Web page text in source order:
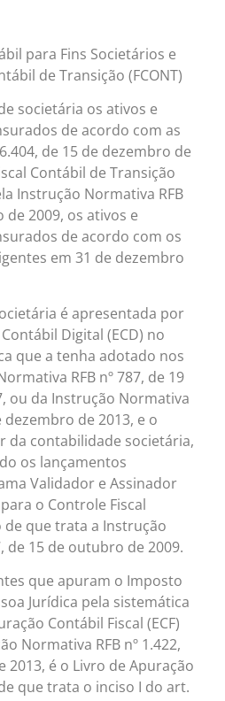
para Fins Societários e
de Transição (FCONT)
societária os ativos e
de acordo com as
de 15 de dezembro de
Contábil de Transição
Instrução Normativa RFB
de 2009, os ativos e
de acordo com os
em 31 de dezembro
é apresentada por
Digital (ECD) no
que a tenha adotado nos
RFB nº 787, de 19
ou da Instrução Normativa
dezembro de 2013, e o
da contabilidade societária,
os lançamentos
Validador e Assinador
o Controle Fiscal
de que trata a Instrução
de 15 de outubro de 2009.
que apuram o Imposto
Jurídica pela sistemática
Contábil Fiscal (ECF)
Normativa RFB nº 1.422,
2013, é o Livro de Apuração
que trata o inciso I do art.